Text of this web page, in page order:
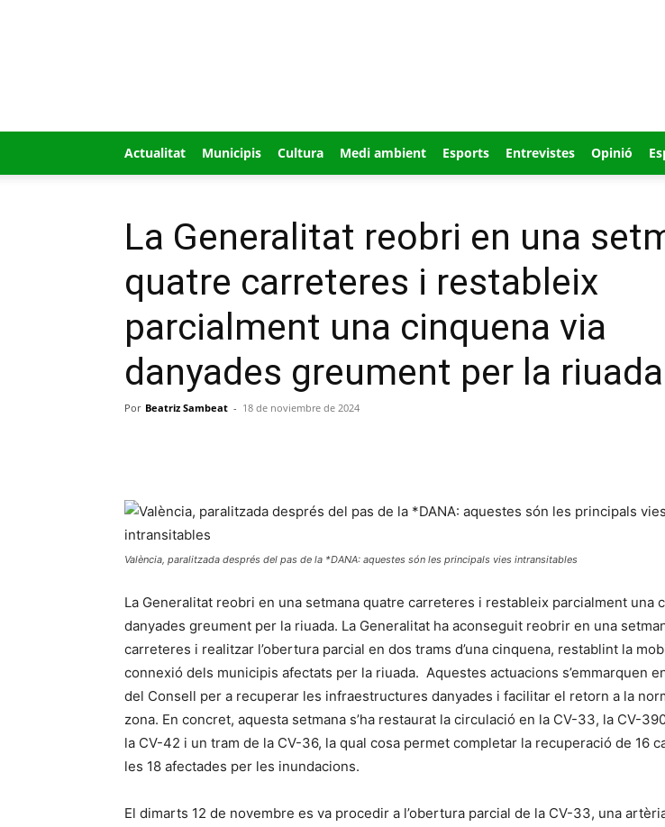
Actualitat Municipis Cultura Medi ambient Esports Entrevistes Opinió
La Generalitat reobri en una
quatre carreteres i restableix
parcialment una cinquena via
danyades greument per la riuada
Por Beatriz Sambeat - 18 de noviembre de 2024
València, paralitzada després del pas de la *DANA: aquestes són les principals vies intransitables
La Generalitat reobri en una setmana quatre carreteres i restableix parcialment una
danyades greument per la riuada. La Generalitat ha aconseguit reobrir en una
carreteres i realitzar l’obertura parcial en dos trams d’una cinquena, restablint la
connexió dels municipis afectats per la riuada. Aquestes actuacions s’emmarquen
del Consell per a recuperar les infraestructures danyades i facilitar el retorn a la
zona. En concret, aquesta setmana s’ha restaurat la circulació en la CV-33, la CV-
la CV-42 i un tram de la CV-36, la qual cosa permet completar la recuperació de 16
les 18 afectades per les inundacions.
El dimarts 12 de novembre es va procedir a l’obertura parcial de la CV-33, una